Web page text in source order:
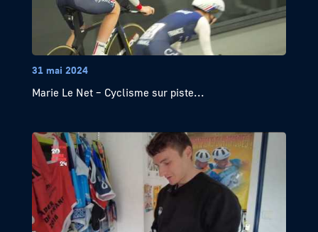
31 mai 2024
Marie Le Net – Cyclisme sur piste...